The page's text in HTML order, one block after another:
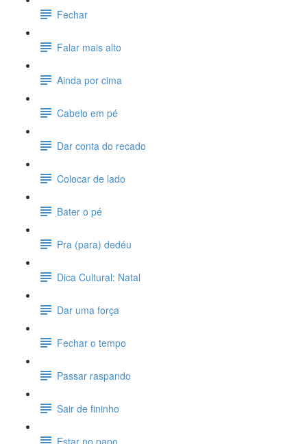
Fechar
Falar mais alto
Ainda por cima
Cabelo em pé
Dar conta do recado
Colocar de lado
Bater o pé
Pra (para) dedéu
Dica Cultural: Natal
Dar uma força
Fechar o tempo
Passar raspando
Sair de fininho
Estar no papo